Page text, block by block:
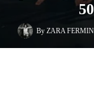
By ZARA